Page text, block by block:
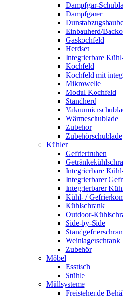
Dampfgar-
Dampfgarer
Dunstabzugshaube
Einbauherd/
Gaskochfeld
Herdset
Integrierbare
Kochfeld
Kochfeld mit
Mikrowelle
Modul Kochfeld
Standherd
Wärmeschublade
Zubehör
Zubehörschublade
Kühlen
Gefriertruhen
Integrierbare
Integrierbarer
Integrierbarer
Kühl- /
Kühlschrank
Outdoor-
Side-by-Side
Weinlagerschrank
Zubehör
Möbel
Esstisch
Stühle
Müllsysteme
Freistehende